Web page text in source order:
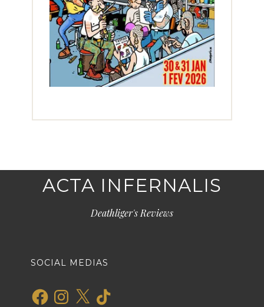
ACTA INFERNALIS
Deathliger's Reviews
SOCIAL MEDIAS
FacebookInstagram
X TikTok